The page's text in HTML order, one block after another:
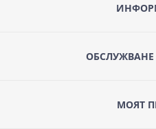
МОЯТ